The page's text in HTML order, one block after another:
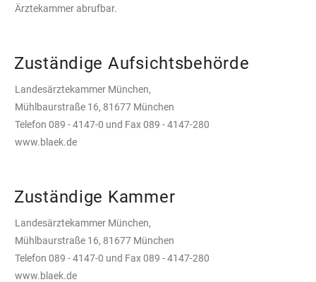
Ärztekammer abrufbar.
Zuständige Aufsichtsbehörde
Landesärztekammer München,
Mühlbaurstraße 16, 81677 München
Telefon 089 - 4147-0 und Fax 089 - 4147-280
www.blaek.de
Zuständige Kammer
Landesärztekammer München,
Mühlbaurstraße 16, 81677 München
Telefon 089 - 4147-0 und Fax 089 - 4147-280
www.blaek.de